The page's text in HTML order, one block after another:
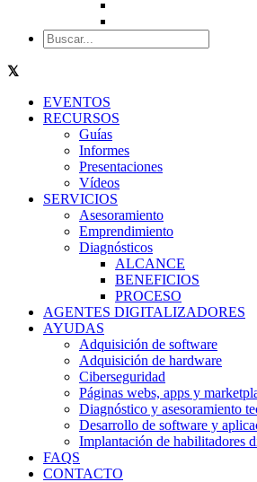
EVENTOS
RECURSOS
Guías
Informes
Presentaciones
Vídeos
SERVICIOS
Asesoramiento
Emprendimiento
Diagnósticos
ALCANCE
BENEFICIOS
PROCESO
AGENTES DIGITALIZADORES
AYUDAS
Adquisición de software
Adquisición de hardware
Ciberseguridad
Páginas webs, apps y
Diagnóstico y asesoramiento
Desarrollo de software y
Implantación de habilitadores
FAQS
CONTACTO